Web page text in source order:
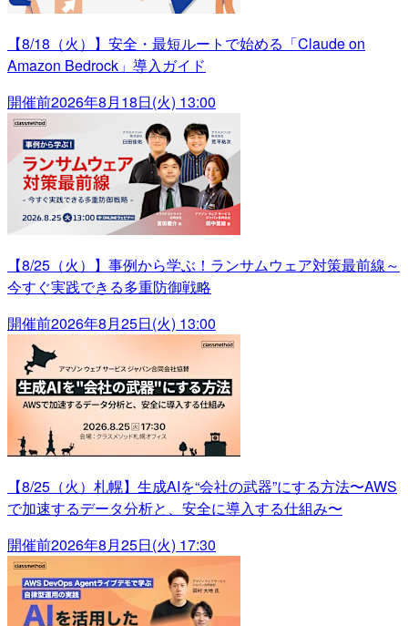
【8/18（火）】安全・最短ルートで始める「Claude on
Amazon Bedrock」導入ガイド
開催前2026年8月18日(火) 13:00
【8/25（火）】事例から学ぶ！ランサムウェア対策最前線～
今すぐ実践できる多重防御戦略
開催前2026年8月25日(火) 13:00
【8/25（火）札幌】生成AIを“会社の武器”にする方法〜AWS
で加速するデータ分析と、安全に導入する仕組み〜
開催前2026年8月25日(火) 17:30